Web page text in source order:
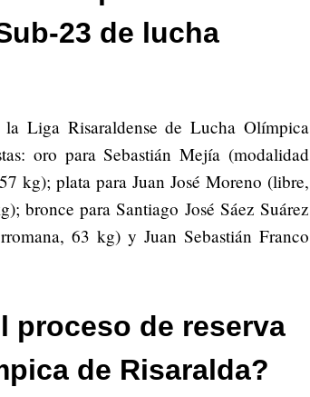
23 de lucha
Liga Risaraldense de Lucha Olímpica
oro para Sebastián Mejía (modalidad
kg); plata para Juan José Moreno (libre,
bronce para Santiago José Sáez Suárez
63 kg) y Juan Sebastián Franco
proceso de reserva
de Risaralda?